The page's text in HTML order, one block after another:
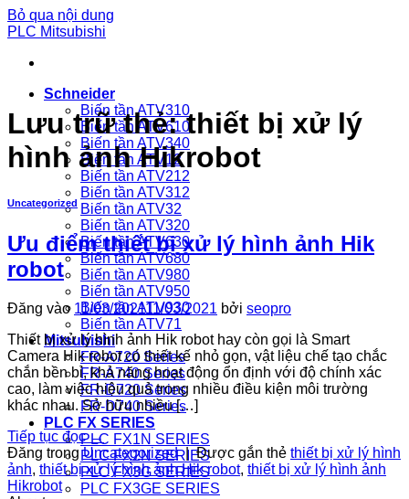
Bỏ qua nội dung
PLC Mitsubishi
Schneider
Biến tần ATV310
Biến tần ATV610
Biến tần ATV340
Biến tần ATV12
Biến tần ATV212
Biến tần ATV312
Biến tần ATV32
Biến tần ATV320
Biến tần ATV630
Biến tần ATV680
Biến tần ATV980
Biến tần ATV950
Biến tần ATV930
Biến tần ATV71
Mitsubishi
FR-A720 Series
FR-A740 Series
FR-D720 Series
FR-D740 Series
PLC FX SERIES
PLC FX1N SERIES
PLC FX2N SERIES
PLC FX3G SERIES
PLC FX3GE SERIES
Lưu trữ thẻ:thiết bị xử lý
hình ảnh Hikrobot
Uncategorized
Ưu điểm thiết bị xử lý hình ảnh Hik
robot
Đăng vào 11/03/202111/03/2021 bởi seopro
Thiết bị xử lý hình ảnh Hik robot hay còn gọi là Smart
Camera Hik robot có thiết kế nhỏ gọn, vật liệu chế tạo chắc
chắn bền bỉ, khả năng hoạt động ổn định với độ chính xác
cao, làm việc hiệu quả trong nhiều điều kiện môi trường
khác nhau. Sở hữu nhiều […]
Tiếp tục đọc→
Đăng trongUncategorized | Được gắn thẻ thiết bị xử lý hình
ảnh, thiết bị xử lý hình ảnh Hik robot, thiết bị xử lý hình ảnh
Hikrobot